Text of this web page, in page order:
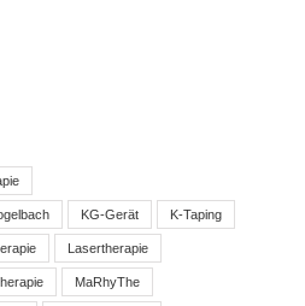
KG-Gerät K-Taping
Lasertherapie
MaRhyThe